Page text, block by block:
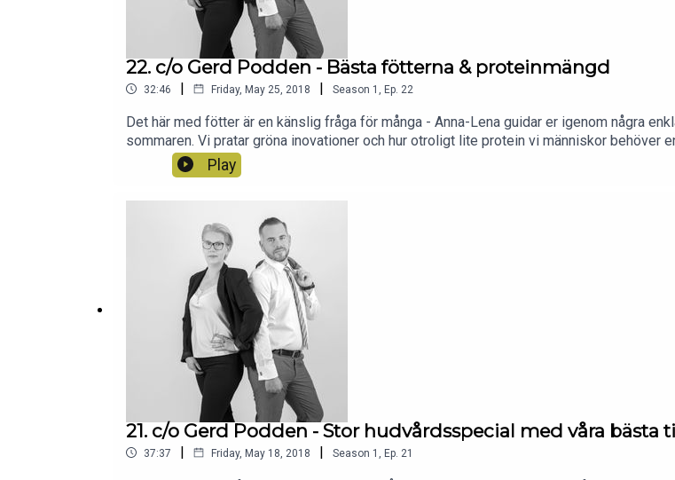
22. c/o Gerd Podden - Bästa fötterna & proteinmängd
32:46 | Friday, May 25, 2018 | Season 1 Ep. 22
Det här med fötter är en känslig fråga för många - Anna-Lena guidar er igenom några
sommaren. Vi pratar gröna inovationer och hur otroligt lite protein vi människor behöver
Play
21. c/o Gerd Podden - Stor hudvårdsspecial med våra bästa
37:37 | Friday, May 18, 2018 | Season 1 , Ep. 21